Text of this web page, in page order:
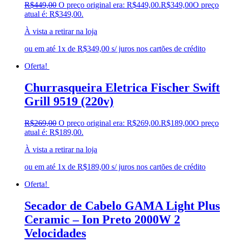
R$449,00 O preço original era: R$449,00.R$349,00O preço
atual é: R$349,00.
À vista a retirar na loja
ou em até 1x de R$349,00 s/ juros nos cartões de crédito
Oferta!
Churrasqueira Eletrica Fischer Swift
Grill 9519 (220v)
R$269,00 O preço original era: R$269,00.R$189,00O preço
atual é: R$189,00.
À vista a retirar na loja
ou em até 1x de R$189,00 s/ juros nos cartões de crédito
Oferta!
Secador de Cabelo GAMA Light Plus
Ceramic – Ion Preto 2000W 2
Velocidades